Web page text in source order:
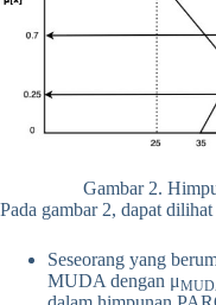
Gambar 2.
Pada gambar 2, dapat
Seseorang yang
MUDA dengan μ